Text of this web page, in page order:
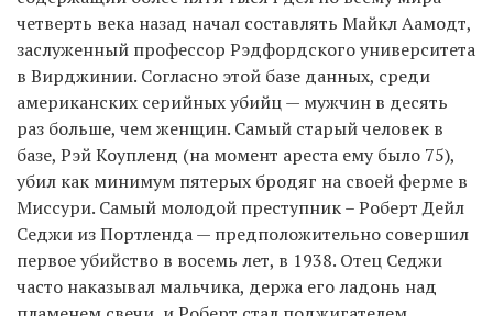
четверть века назад начал составлять Майкл Аамодт,
заслуженный профессор Рэдфордского университета
в Вирджинии. Согласно этой базе данных, среди
американских серийных убийц — мужчин в десять
раз больше, чем женщин. Самый старый человек в
базе, Рэй Коупленд (на момент ареста ему было 75),
убил как минимум пятерых бродяг на своей ферме в
Миссури. Самый молодой преступник – Роберт Дейл
Седжи из Портленда — предположительно совершил
первое убийство в восемь лет, в 1938. Отец Седжи
часто наказывал мальчика, держа его ладонь над